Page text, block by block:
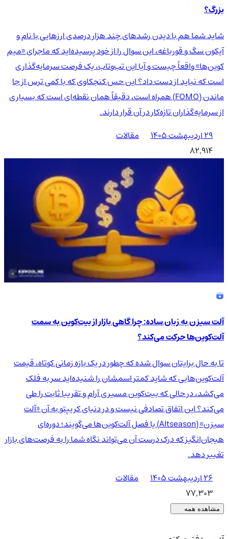
بزرگ؟
شاید شما هم با دیدن رشدهای چند هزار درصدی ارزهایی با نام و
آیکون سگ و قورباغه، این سوال را از خود پرسیده‌اید که ماجرای «میم
کوین‌ها» واقعاً چیست و آیا این تب‌وتاب، یک فرصت سرمایه‌گذاری
است که نباید از دست داد؟ این حس کنجکاوی که با کمی ترس از جا
ماندن (FOMO) همراه است، دقیقاً همان نقطه‌ای است که بسیاری
از سرمایه‌گذاران تازه‌کار در آن قرار دارند.
۲۹ اردیبهشت ۱۴۰۵
مقالات
82,914
آلت سیزن به زبان ساده: چرا گاهی بازار از بیت‌کوین به سمت
آلت‌کوین‌ها حرکت می‌کند؟
تا به حال برایتان سوال شده که چطور در یک بازه زمانی کوتاه، قیمت
آلت‌کوین‌هایی که شاید کمتر اسمشان را شنیده‌اید سر به فلک
می‌کشد، در حالی که بیت‌کوین مسیری آرام و تقریبا ثابت را طی
می‌کند؟ این اتفاق تصادفی نیست و در دنیای کریپتو به آن «آلت
سیزن» (Altseason) یا فصل آلت‌کوین‌ها می‌گویند؛ دوره‌ای
هیجان‌انگیز که درک درست آن می‌تواند نگاه شما را به فرصت‌های بازار
تغییر دهد.
۲۶ اردیبهشت ۱۴۰۵
مقالات
77,303
مشاهده همه